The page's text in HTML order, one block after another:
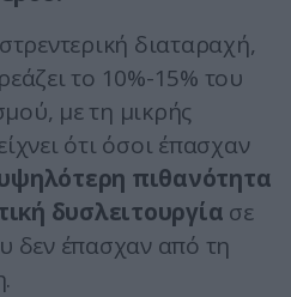
διαταραχή,
το 10%-15% του
με τη μικρής
ότι όσοι έπασχαν
πιθανότητα
δυσλειτουργία σε
δεν έπασχαν από τη